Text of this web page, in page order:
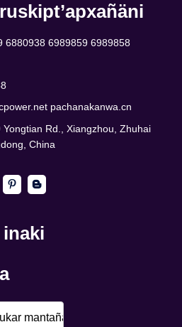
6880938 6989859 6989858
pachanakanwa.cn
Yongtian Rd., Xiangzhou, Zhuhai
China